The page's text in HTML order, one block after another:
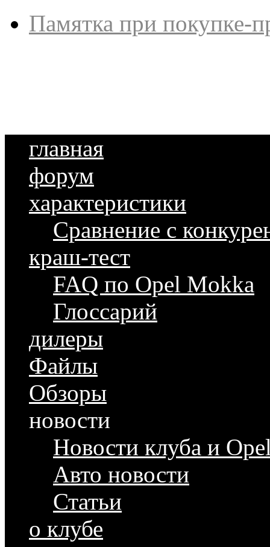
Памятка при покупке-
главная
форум
характеристики
Сравнение с
краш-тест
FAQ по Opel Mokka
Глоссарий
дилеры
Файлы
Обзоры
новости
Новости клуба и
Авто новости
Статьи
о клубе